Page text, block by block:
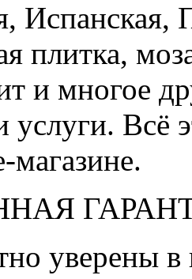
Испанская,
плитка,
и многое
услуги. Всё
магазине.
уверены в